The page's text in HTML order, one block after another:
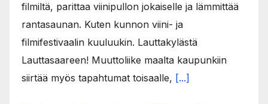
filmiltä, parittaa viinipullon jokaiselle ja lämmittää
rantasaunan. Kuten kunnon viini- ja
filmifestivaalin kuuluukin. Lauttakylästä
Lauttasaareen! Muuttoliike maalta kaupunkiin
siirtää myös tapahtumat toisaalle, [...]